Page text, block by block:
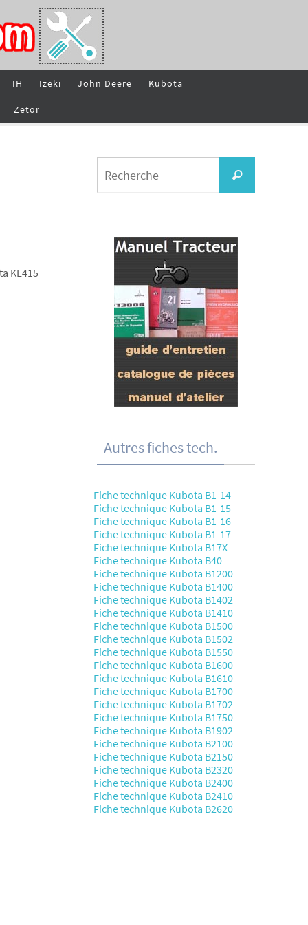
IH Izeki John Deere Kubota
Zetor
Recherche
Autres fiches tech.
Fiche technique Kubota B1-14
Fiche technique Kubota B1-15
Fiche technique Kubota B1-16
Fiche technique Kubota B1-17
Fiche technique Kubota B17X
Fiche technique Kubota B40
Fiche technique Kubota B1200
Fiche technique Kubota B1400
Fiche technique Kubota B1402
Fiche technique Kubota B1410
Fiche technique Kubota B1500
Fiche technique Kubota B1502
Fiche technique Kubota B1550
Fiche technique Kubota B1600
Fiche technique Kubota B1610
Fiche technique Kubota B1700
Fiche technique Kubota B1702
Fiche technique Kubota B1750
Fiche technique Kubota B1902
Fiche technique Kubota B2100
Fiche technique Kubota B2150
Fiche technique Kubota B2320
Fiche technique Kubota B2400
Fiche technique Kubota B2410
Fiche technique Kubota B2620